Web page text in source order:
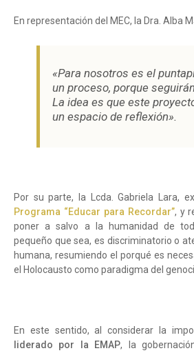
En representación del MEC, la Dra. Alba
«Para nosotros es el
un proceso, porque
La idea es que este
un espacio de reflexión».
Por su parte, la Lcda. Gabriela Lara,
Programa “Educar para Recordar”, y
poner a salvo a la humanidad de
pequeño que sea, es discriminatorio o
humana, resumiendo el porqué es
el Holocausto como paradigma del
En este sentido, al considerar la
liderado por la EMAP, la